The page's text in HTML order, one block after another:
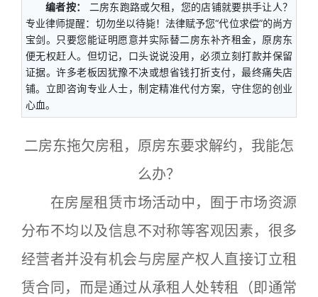
编者按：
二房东跑路或欠租，您的店铺就要拱手让人？
专业律师提醒：切勿坐以待毙！法律赋予您“代位求偿”的尚方
宝剑。只要您能证明愿意并实际替二房东补齐租金，原房东
便无权赶人。但切记，口头说说没用，必须立刻打款并保留
证据。许多老板因犹豫不决或想省钱打折支付，最终痛失店
铺。立即咨询专业人士，制定精准代付方案，守住您的创业
心血。
二房东拖欠房租，原房东要求解约，我能怎
么办？
在房屋租赁市场活动中，囿于市场资源
分布不均以及信息不对称等客观因素，很多
经营者并没有机会与房屋产权人直接订立租
赁合同，而是通过从承租人处转租（即通常